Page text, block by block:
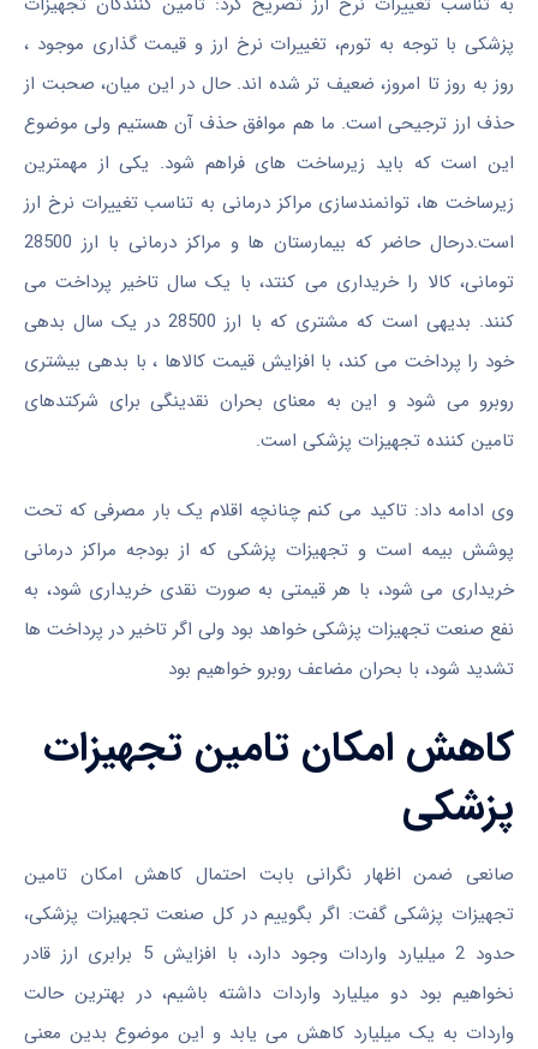
پزشکی با توجه به تورم، تغییرات نرخ ارز و قیمت گذاری موجود ،
روز به روز تا امروز، ضعیف تر شده اند. حال در این میان، صحبت از
حذف ارز ترجیحی است. ما هم موافق حذف آن هستیم ولی موضوع
این است که باید زیرساخت های فراهم شود. یکی از مهمترین
زیرساخت ها، توانمندسازی مراکز درمانی به تناسب تغییرات نرخ ارز
است.درحال حاضر که بیمارستان ها و مراکز درمانی با ارز 28500
تومانی، کالا را خریداری می کنتد، با یک سال تاخیر پرداخت می
کنند. بدیهی است که مشتری که با ارز 28500 در یک سال بدهی
خود را پرداخت می کند، با افزایش قیمت کالاها ، با بدهی بیشتری
روبرو می شود و این به معنای بحران نقدینگی برای شرکتدهای
تامین کننده تجهیزات پزشکی است.
وی ادامه داد: تاکید می کنم چنانچه اقلام یک بار مصرفی که تحت
پوشش بیمه است و تجهیزات پزشکی که از بودجه مراکز درمانی
خریداری می شود، با هر قیمتی به صورت نقدی خریداری شود، به
نفع صنعت تجهیزات پزشکی خواهد بود ولی اگر تاخیر در پرداخت ها
تشدید شود، با بحران مضاعف روبرو خواهیم بود
کاهش امکان تامین تجهیزات
پزشکی
صانعی ضمن اظهار نگرانی بابت احتمال کاهش امکان تامین
تجهیزات پزشکی گفت: اگر بگوییم در کل صنعت تجهیزات پزشکی،
حدود 2 میلیارد واردات وجود دارد، با افزایش 5 برابری ارز قادر
نخواهیم بود دو میلیارد واردات داشته باشیم، در بهترین حالت
واردات به یک میلیارد کاهش می یابد و این موضوع بدین معنی